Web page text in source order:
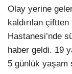
Olay yerine
kaldırılan
Hastanesi’nde
haber geldi. 19
5 günlük yaşam